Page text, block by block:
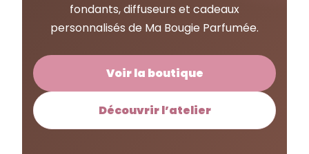
fondants, diffuseurs et cadeaux
personnalisés de Ma Bougie Parfumée.
Voir la boutique
Découvrir l’atelier